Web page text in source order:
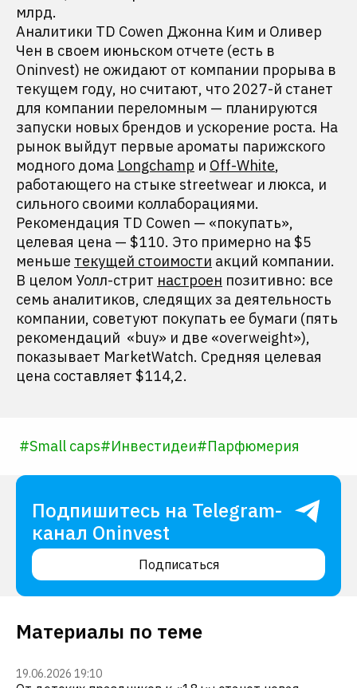
млрд.
Аналитики TD Cowen Джонна Ким и Оливер
Чен в своем июньском отчете (есть в
Oninvest) не ожидают от компании прорыва в
текущем году, но считают, что 2027-й станет
для компании переломным — планируются
запуски новых брендов и ускорение роста. На
рынок выйдут первые ароматы парижского
модного дома Longchamp и Off-White,
работающего на стыке streetwear и люкса, и
сильного своими коллаборациями.
Рекомендация TD Cowen — «покупать»,
целевая цена — $110. Это примерно на $5
меньше текущей стоимости акций компании.
В целом Уолл-стрит настроен позитивно: все
семь аналитиков, следящих за деятельность
компании, советуют покупать ее бумаги (пять
рекомендаций «buy» и две «overweight»),
показывает MarketWatch. Средняя целевая
цена составляет $114,2.
#Small caps#Инвестидеи#Парфюмерия
Подпишитесь на Telegram-
канал Oninvest
Подписаться
Материалы по теме
19.06.2026 19:10